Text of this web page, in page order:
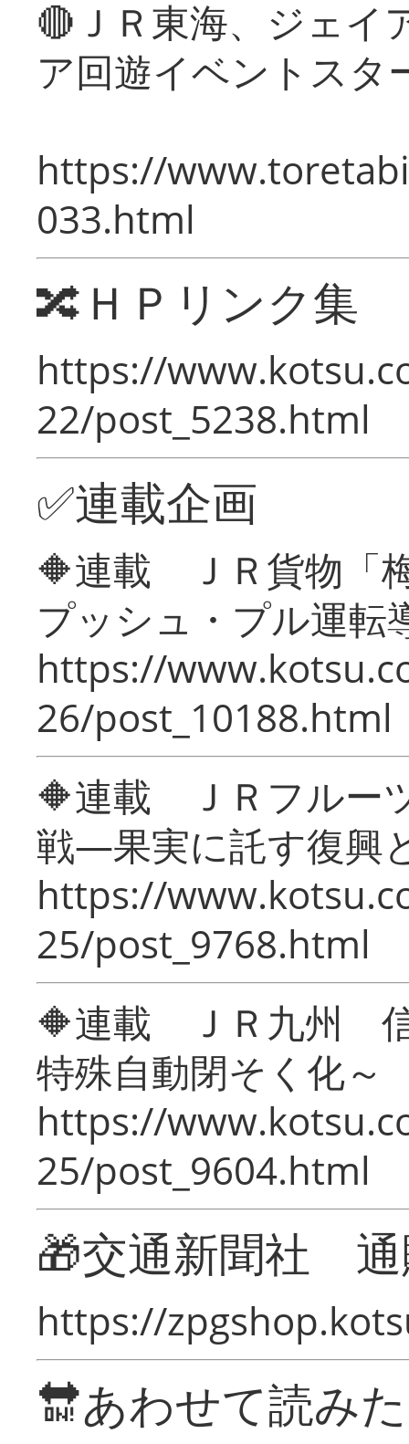
🔴ＪＲ東海、ジェイ
ア回遊イベントスタ
https://
033.html
🔀ＨＰリンク集
https://
22/post_5238.html
✅連載企画
🔶連載 ＪＲ貨物「
プッシュ・プル運転
https://
26/post_10188.html
🔶連載 ＪＲフルー
戦―果実に託す復興
https://
25/post_9768.html
🔶連載 ＪＲ九州 信
特殊自動閉そく化～
https://
25/post_9604.html
🎁交通新聞社
https://
🔛あわせて読み